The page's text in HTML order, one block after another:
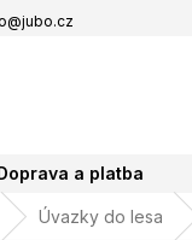
a platba
Úvazky do lesa